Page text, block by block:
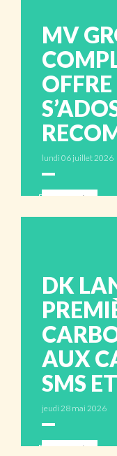
MV
lundi 06 juillet 2026
ABONNÉS
DK
AUX
SMS
jeudi 28 mai 2026
ABONNÉS